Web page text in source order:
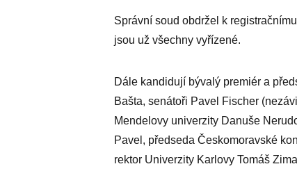
Správní soud obdržel k
jsou už všechny vyřízené.
Dále kandidují bývalý premiér a
Bašta, senátoři Pavel Fischer
Mendelovy univerzity Danuše
Pavel, předseda Českomoravské
rektor Univerzity Karlovy Tomáš